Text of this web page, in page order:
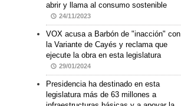
abrir y llama al consumo sostenible
24/11/2023
VOX acusa a Barbón de "inacción" con
la Variante de Cayés y reclama que
ejecute la obra en esta legislatura
29/01/2024
Presidencia ha destinado en esta
legislatura más de 63 millones a